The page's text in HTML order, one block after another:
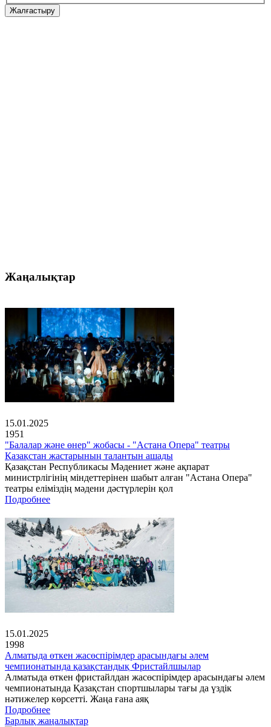
Жалғастыру
Жаңалықтар
15.01.2025
1951
"Балалар және өнер" жобасы - "Астана Опера" театры
Қазақстан жастарының талантын ашады
Қазақстан Республикасы Мәдениет және ақпарат
министрлігінің міндеттерінен шабыт алған "Астана Опера"
театры еліміздің мәдени дәстүрлерін қол
Подробнее
15.01.2025
1998
Алматыда өткен жасөспірімдер арасындағы әлем
чемпионатында қазақстандық Фристайлшылар
Алматыда өткен фристайлдан жасөспірімдер арасындағы әлем
чемпионатында Қазақстан спортшылары тағы да үздік
нәтижелер көрсетті. Жаңа ғана аяқ
Подробнее
Барлық жаңалықтар